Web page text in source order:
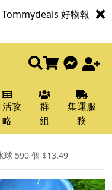
好物報
活攻
略
群
組
集運服
務
球 590 個 $13.49